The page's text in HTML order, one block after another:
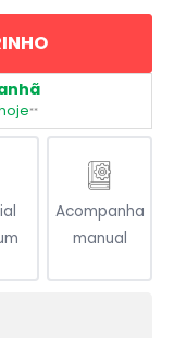
**
Acompanha
manual